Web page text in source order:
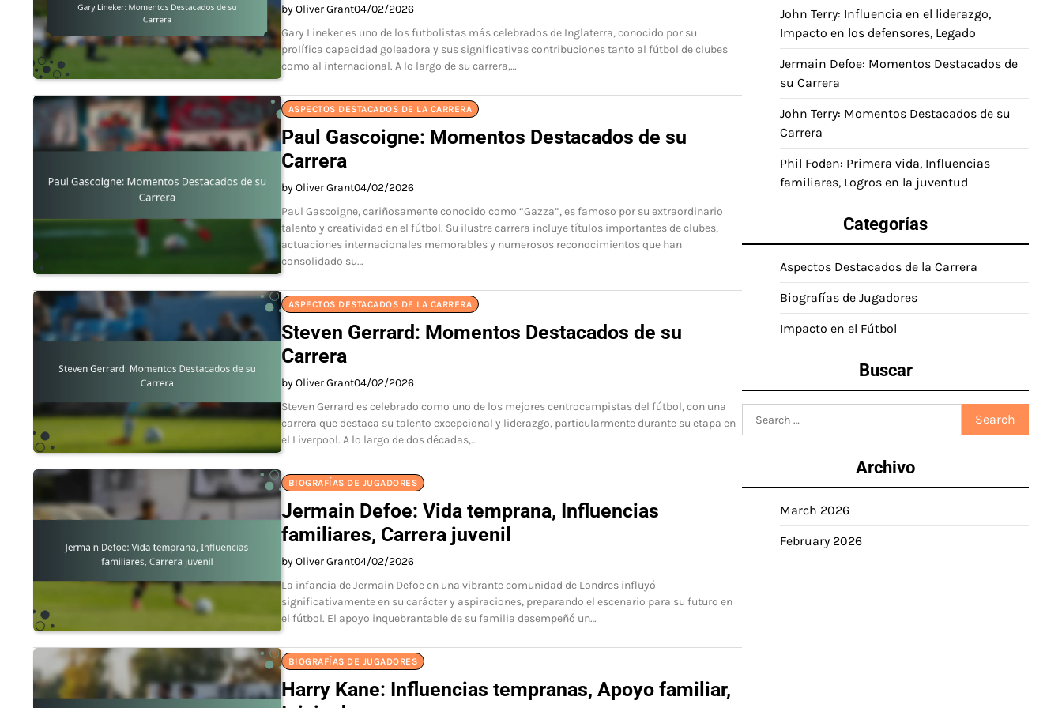
by Oliver Grant04/02/2026
Gary Lineker es uno de los futbolistas más celebrados de Inglaterra, conocido por su
prolífica capacidad goleadora y sus significativas contribuciones tanto al fútbol de clubes
como al internacional. A lo largo de su carrera,…
ASPECTOS DESTACADOS DE LA CARRERA
Paul Gascoigne: Momentos Destacados de su
Carrera
by Oliver Grant04/02/2026
Paul Gascoigne, cariñosamente conocido como “Gazza”, es famoso por su extraordinario
talento y creatividad en el fútbol. Su ilustre carrera incluye títulos importantes de clubes,
actuaciones internacionales memorables y numerosos reconocimientos que han
consolidado su…
ASPECTOS DESTACADOS DE LA CARRERA
Steven Gerrard: Momentos Destacados de su
Carrera
by Oliver Grant04/02/2026
Steven Gerrard es celebrado como uno de los mejores centrocampistas del fútbol, con una
carrera que destaca su talento excepcional y liderazgo, particularmente durante su etapa en
el Liverpool. A lo largo de dos décadas,…
BIOGRAFÍAS DE JUGADORES
Jermain Defoe: Vida temprana, Influencias
familiares, Carrera juvenil
by Oliver Grant04/02/2026
La infancia de Jermain Defoe en una vibrante comunidad de Londres influyó
significativamente en su carácter y aspiraciones, preparando el escenario para su futuro en
el fútbol. El apoyo inquebrantable de su familia desempeñó un…
BIOGRAFÍAS DE JUGADORES
Harry Kane: Influencias tempranas, Apoyo familiar,
John Terry: Influencia en el liderazgo,
Impacto en los defensores, Legado
Jermain Defoe: Momentos Destacados de
su Carrera
John Terry: Momentos Destacados de su
Carrera
Phil Foden: Primera vida, Influencias
familiares, Logros en la juventud
Categorías
Aspectos Destacados de la Carrera
Biografías de Jugadores
Impacto en el Fútbol
Buscar
for:
Archivo
March 2026
February 2026